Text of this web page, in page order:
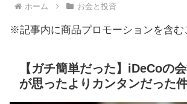
ホーム お金と投資
※記事内に商品プロモーションを含む
【ガチ簡単だった】iDeCoの
が思ったよりカンタンだった